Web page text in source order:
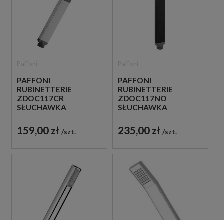
PAFFONI
RUBINETTERIE
ZDOC117CR
SŁUCHAWKA
CHROM
159,00 zł szt.
PAFFONI
RUBINETTERIE
ZDOC117NO
SŁUCHAWKA
CZARNA
235,00 zł szt.